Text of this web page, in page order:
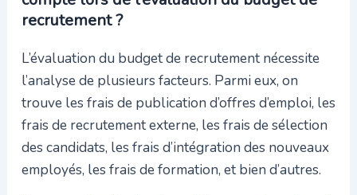
recrutement ?
L’évaluation du budget de recrutement nécessite
l’analyse de plusieurs facteurs. Parmi eux, on
trouve les frais de publication d’offres d’emploi, les
frais de recrutement externe, les frais de sélection
des candidats, les frais d’intégration des nouveaux
employés, les frais de formation, et bien d’autres.